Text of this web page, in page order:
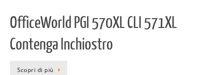
OfficeWorld PGI 570XL CLI 571XL
Contenga Inchiostro
Scopri di più